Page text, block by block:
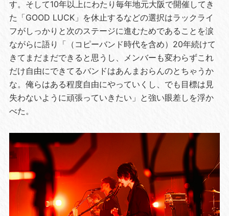
す。そして10年以上にわたり毎年地元大阪で開催してき
た「GOOD LUCK」を休止するなどの選択はラックライ
フがしっかりと次のステージに進むためであることを涙
ながらに語り「（コピーバンド時代を含め）20年続けて
きてまだまだできると思うし、メンバーも変わらずこれ
だけ自由にできてるバンドはあんまおらんのとちゃうか
な。俺らはある程度自由にやっていくし、でも目標は見
失わないように頑張っていきたい」と強い眼差しを浮か
べた。